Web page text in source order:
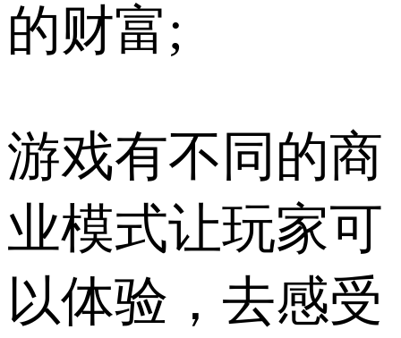
的财富;
游戏有不同的商
业模式让玩家可
以体验，去感受